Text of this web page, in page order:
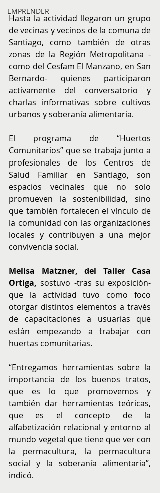
EMPRENDER
Hasta la actividad llegaron un grupo
de vecinas y vecinos de la comuna de
Santiago, como también de otras
zonas de la Región Metropolitana -
como del Cesfam El Manzano, en San
Bernardo- quienes participaron
activamente del conversatorio y
charlas informativas sobre cultivos
urbanos y soberanía alimentaria.
El programa de “Huertos
Comunitarios” que se trabaja junto a
profesionales de los Centros de
Salud Familiar en Santiago, son
espacios vecinales que no solo
promueven la sostenibilidad, sino
que también fortalecen el vínculo de
la comunidad con las organizaciones
locales y contribuyen a una mejor
convivencia social.
Melisa Matzner, del Taller Casa
Ortiga, sostuvo -tras su exposición-
que la actividad tuvo como foco
otorgar distintos elementos a través
de capacitaciones a usuarias que
están empezando a trabajar con
huertas comunitarias.
“Entregamos herramientas sobre la
importancia de los buenos tratos,
que es lo que promovemos y
también dar herramientas teóricas,
que es el concepto de la
alfabetización relacional y entorno al
mundo vegetal que tiene que ver con
la permacultura, la permacultura
social y la soberanía alimentaria”,
indicó.